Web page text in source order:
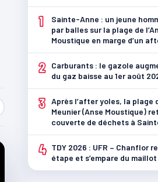
1
Sainte-Anne : un jeune
par balles sur la plage de
Moustique en marge d’un
2
Carburants : le gazole
du gaz baisse au 1er août
3 Après l’after yoles, la plage
Meunier (Anse Moustique)
couverte de déchets à
4 TDY 2026 : UFR – Chanflor
étape et s’empare du